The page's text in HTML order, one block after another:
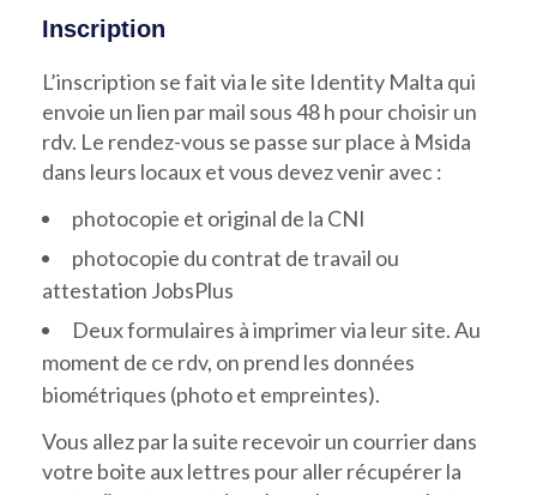
Inscription
L’inscription se fait via le site Identity Malta qui
envoie un lien par mail sous 48 h pour choisir un
rdv. Le rendez-vous se passe sur place à Msida
dans leurs locaux et vous devez venir avec :
photocopie et original de la CNI
photocopie du contrat de travail ou
attestation JobsPlus
Deux formulaires à imprimer via leur site. Au
moment de ce rdv, on prend les données
biométriques (photo et empreintes).
Vous allez par la suite recevoir un courrier dans
votre boite aux lettres pour aller récupérer la